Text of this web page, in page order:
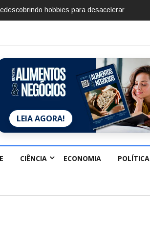
em 2025, diz Anuário de Segurança
LEIA AGORA!
CIÊNCIA ECONOMIA POLÍTICA